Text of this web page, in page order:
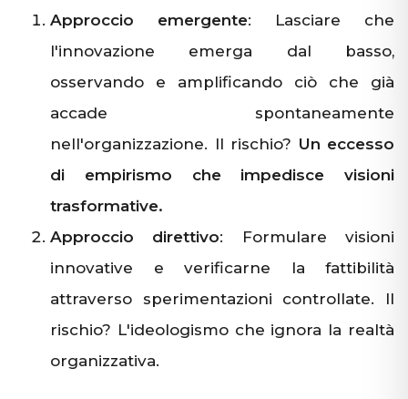
Approccio emergente: Lasciare che
l'innovazione emerga dal basso,
osservando e amplificando ciò che già
accade spontaneamente
nell'organizzazione. Il rischio? Un eccesso
di empirismo che impedisce visioni
trasformative.
Approccio direttivo: Formulare visioni
innovative e verificarne la fattibilità
attraverso sperimentazioni controllate. Il
rischio? L'ideologismo che ignora la realtà
organizzativa.